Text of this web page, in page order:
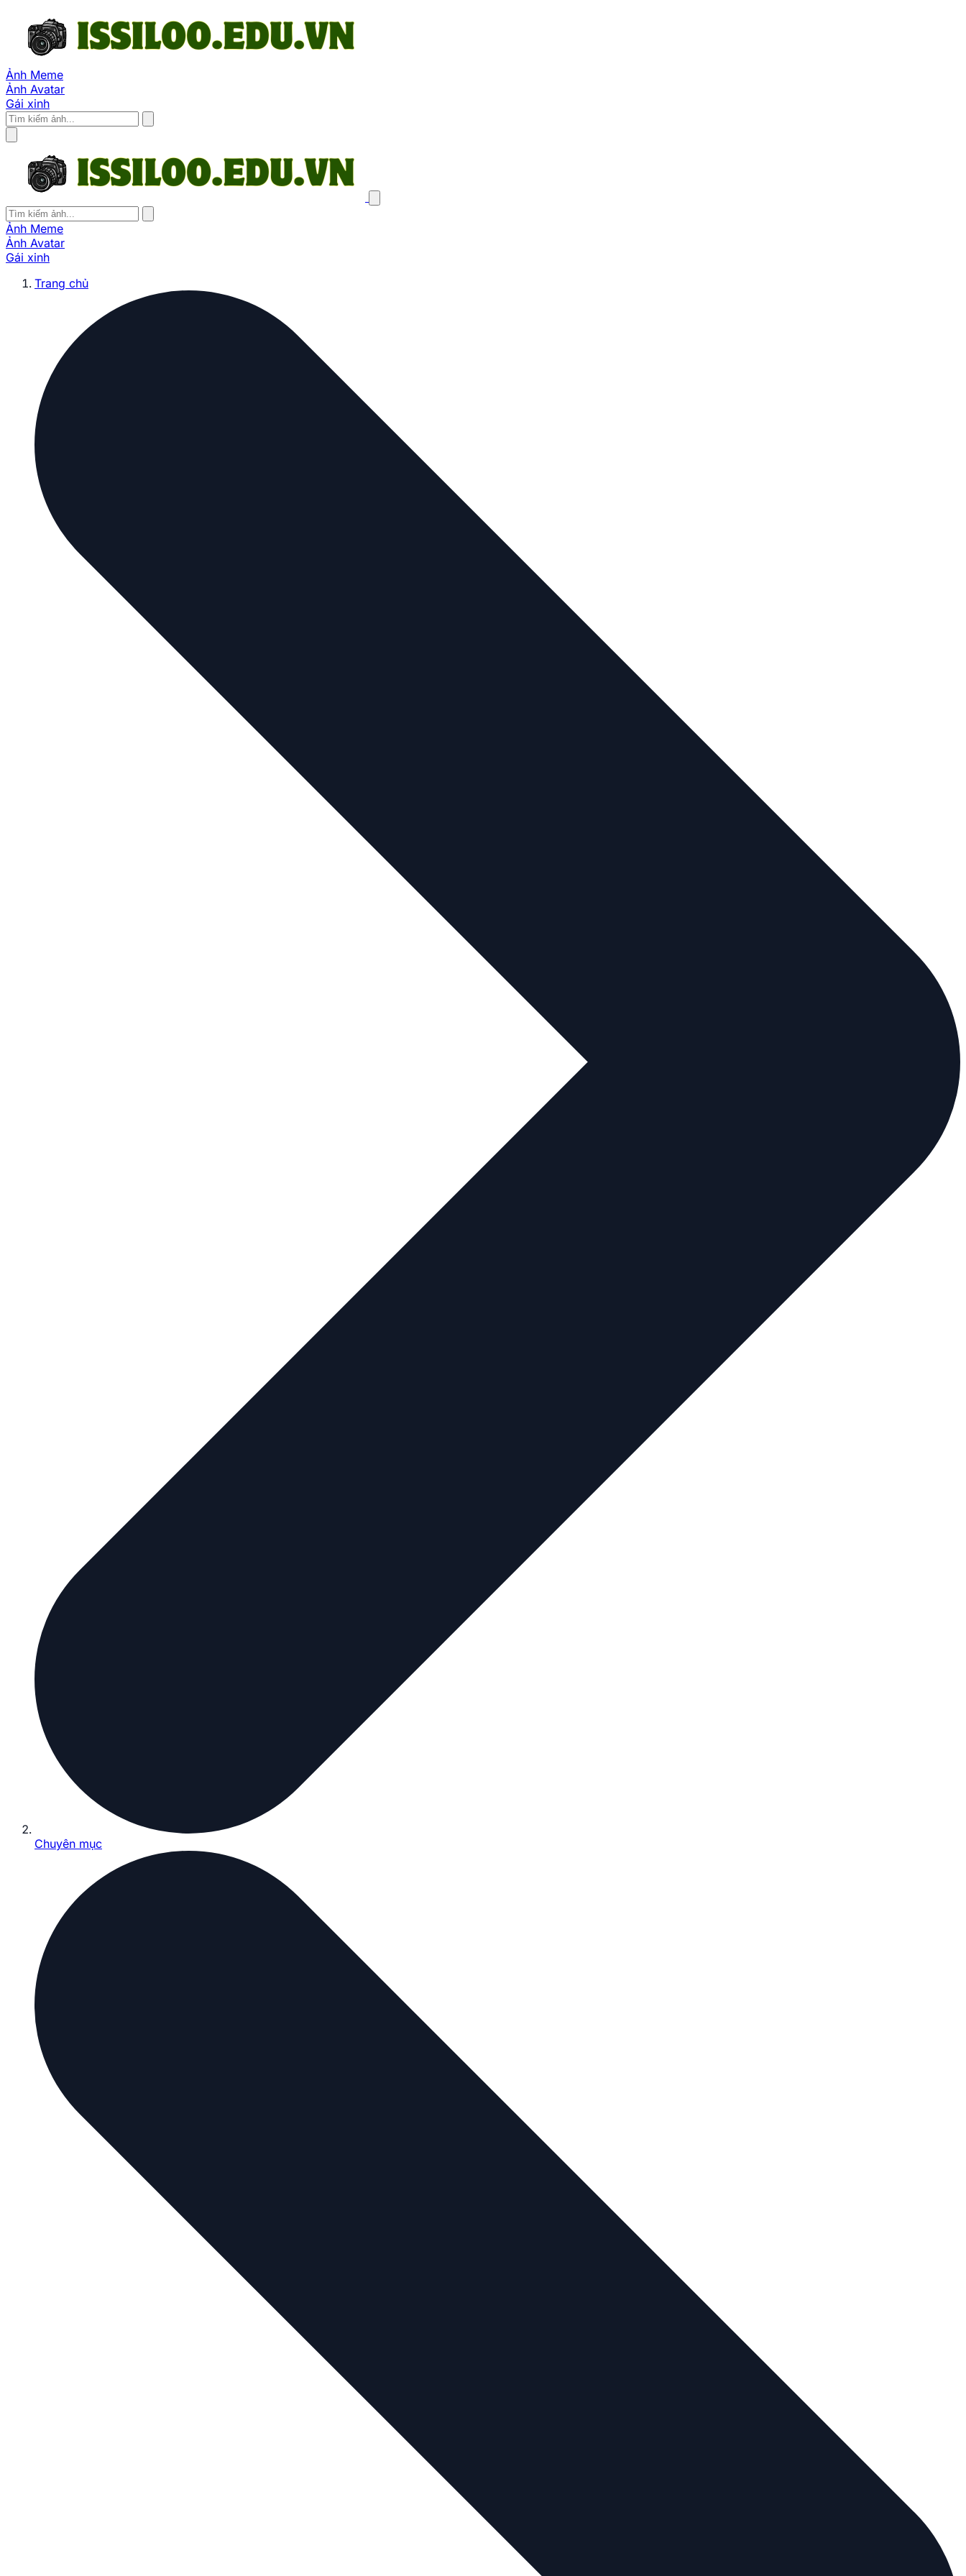
Ảnh Meme
Ảnh Avatar
Gái xinh
Ảnh Meme
Ảnh Avatar
Gái xinh
Trang chủ
Chuyên mục